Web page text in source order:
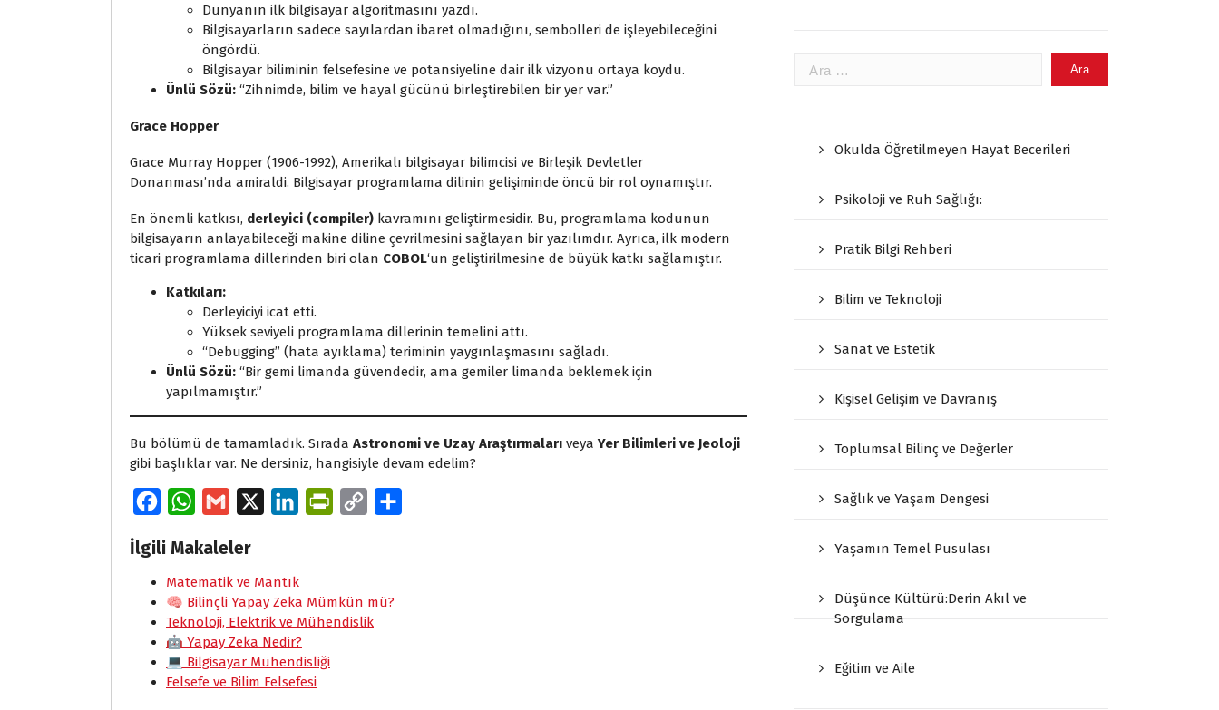
Dünyanın ilk bilgisayar algoritmasını yazdı.
Bilgisayarların sadece sayılardan ibaret olmadığını, sembolleri de işleyebileceğini
öngördü.
Bilgisayar biliminin felsefesine ve potansiyeline dair ilk vizyonu ortaya koydu.
Ünlü Sözü: “Zihnimde, bilim ve hayal gücünü birleştirebilen bir yer var.”
Grace Hopper
Grace Murray Hopper (1906-1992), Amerikalı bilgisayar bilimcisi ve Birleşik Devletler
Donanması’nda amiraldi. Bilgisayar programlama dilinin gelişiminde öncü bir rol oynamıştır.
En önemli katkısı, derleyici (compiler) kavramını geliştirmesidir. Bu, programlama kodunun
bilgisayarın anlayabileceği makine diline çevrilmesini sağlayan bir yazılımdır. Ayrıca, ilk modern
ticari programlama dillerinden biri olan COBOL‘un geliştirilmesine de büyük katkı sağlamıştır.
Katkıları:
Derleyiciyi icat etti.
Yüksek seviyeli programlama dillerinin temelini attı.
“Debugging” (hata ayıklama) teriminin yaygınlaşmasını sağladı.
Ünlü Sözü: “Bir gemi limanda güvendedir, ama gemiler limanda beklemek için
yapılmamıştır.”
Bu bölümü de tamamladık. Sırada Astronomi ve Uzay Araştırmaları veya Yer Bilimleri ve Jeoloji
gibi başlıklar var. Ne dersiniz, hangisiyle devam edelim?
c
e
b
o
o
k
W
a
t
s
A
p
p
a
i
l
k
e
d
I
n
t
L
İlgili Makaleler
Matematik ve Mantık
🧠 Bilinçli Yapay Zeka Mümkün mü?
Teknoloji, Elektrik ve Mühendislik
🤖 Yapay Zeka Nedir?
💻 Bilgisayar Mühendisliği
Felsefe ve Bilim Felsefesi
Arama:
Okulda Öğretilmeyen Hayat Becerileri
Psikoloji ve Ruh Sağlığı:
Pratik Bilgi Rehberi
Bilim ve Teknoloji
Sanat ve Estetik
Kişisel Gelişim ve Davranış
Toplumsal Bilinç ve Değerler
Sağlık ve Yaşam Dengesi
Yaşamın Temel Pusulası
Düşünce Kültürü:Derin Akıl ve
Sorgulama
Eğitim ve Aile